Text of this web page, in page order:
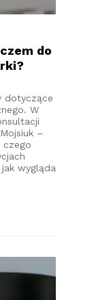
do
dotyczące
W
–
czego
wygląda